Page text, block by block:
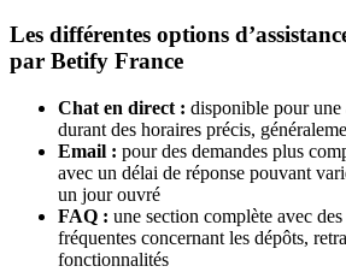
Les différentes options
par Betify France
Chat en direct : disponible pour une
durant des horaires précis,
Email : pour des demandes plus
avec un délai de réponse pouvant
un jour ouvré
FAQ : une section complète avec
fréquentes concernant les dépôts,
fonctionnalités